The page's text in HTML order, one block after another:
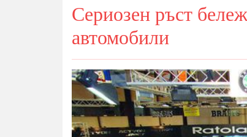
Сериозен ръст
автомобили